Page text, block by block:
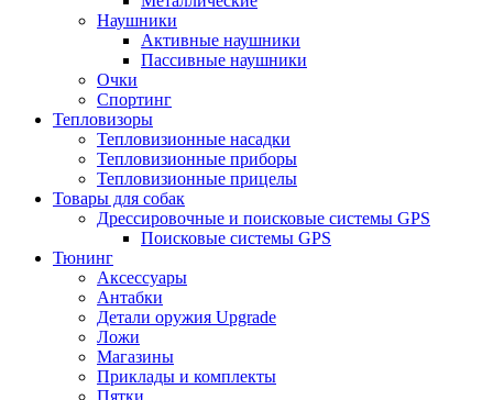
Наушники
Активные наушники
Пассивные наушники
Очки
Спортинг
Тепловизоры
Тепловизионные насадки
Тепловизионные приборы
Тепловизионные прицелы
Товары для собак
Дрессировочные и поисковые системы GPS
Поисковые системы GPS
Тюнинг
Аксессуары
Антабки
Детали оружия Upgrade
Ложи
Магазины
Приклады и комплекты
Пятки